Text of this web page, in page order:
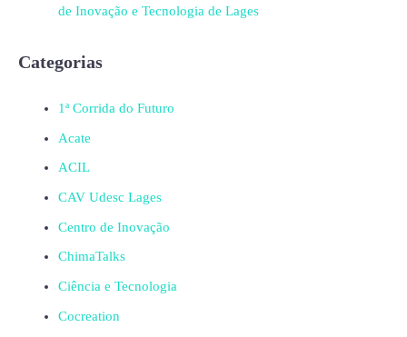
de Inovação e Tecnologia de Lages
Categorias
1ª Corrida do Futuro
Acate
ACIL
CAV Udesc Lages
Centro de Inovação
ChimaTalks
Ciência e Tecnologia
Cocreation